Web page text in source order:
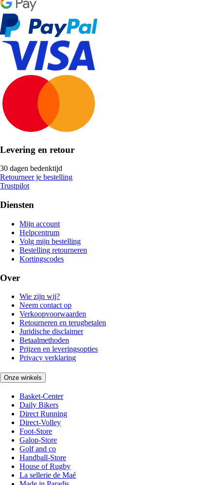
Levering en retour
30 dagen bedenktijd
Retourneer je bestelling
Trustpilot
Diensten
Mijn account
Helpcentrum
Volg mijn bestelling
Bestelling retourneren
Kortingscodes
Over
Wie zijn wij?
Neem contact op
Verkoopvoorwaarden
Retourneren en terugbetalen
Juridische disclaimer
Betaalmethoden
Prijzen en leveringsopties
Privacy verklaring
Onze winkels
Basket-Center
Daily Bikers
Direct Running
Direct-Volley
Foot-Store
Galop-Store
Golf and co
Handball-Store
House of Rugby
La sellerie de Maé